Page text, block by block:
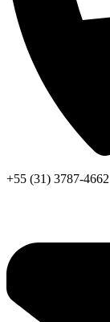
+55 (31) 3787-4662